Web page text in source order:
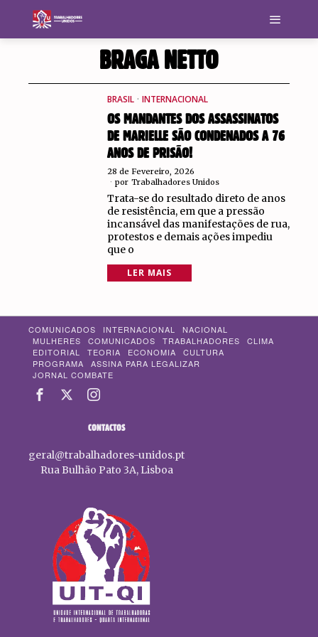
BRAGA NETTO
BRASIL · INTERNACIONAL
OS MANDANTES DOS ASSASSINATOS
DE MARIELLE SÃO CONDENADOS A 76
ANOS DE PRISÃO!
28 de Fevereiro, 2026
por Trabalhadores Unidos
Trata-se do resultado direto de anos
de resistência, em que a pressão
incansável das manifestações de rua,
protestos e demais ações impediu
que o
LER MAIS
COMUNICADOS INTERNACIONAL
NACIONAL
MULHERES
COMUNICADOS TRABALHADORES
CLIMA
EDITORIAL
TEORIA ECONOMIA
CULTURA
PROGRAMA
ASSINA PARA LEGALIZAR
JORNAL COMBATE
CONTACTOS
geral@trabalhadores-unidos.pt
Rua Bulhão Pato 3A, Lisboa